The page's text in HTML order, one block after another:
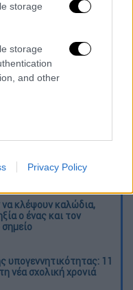
storage
storage
and other
Privacy Policy
16 γκολ και 9
Έσωσαν από τη
του στον καταψύκτη -
κλέψουν καλώδια,
ο ένας και τον
υπογεννητικότητας: 11
νέα σχολική χρονιά